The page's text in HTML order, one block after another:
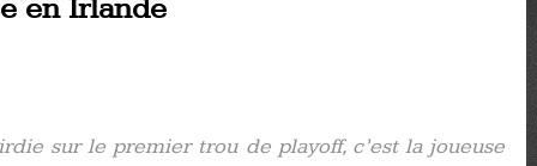
en Irlande
sur le premier trou de playoff, c’est la joueuse